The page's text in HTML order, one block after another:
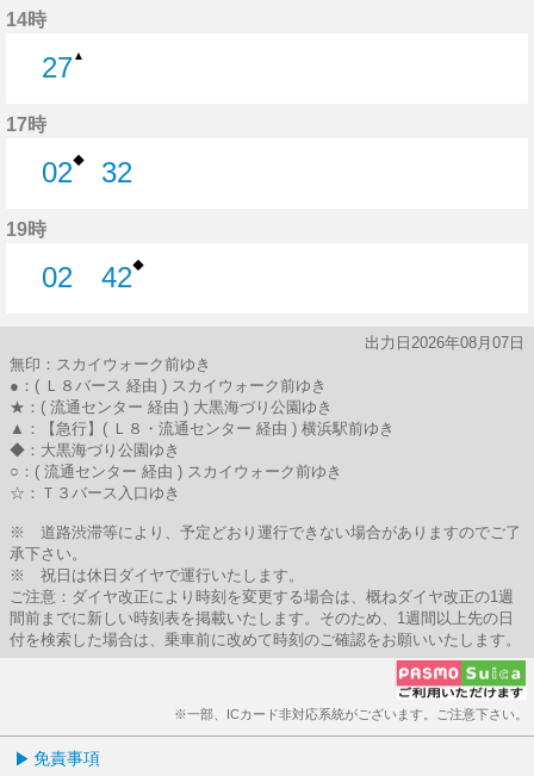
14時
27▲
17時
02◆
32
19時
02
42◆
出力日2026年08月07日
無印：スカイウォーク前ゆき
●：( Ｌ８バース 経由 ) スカイウォーク前ゆき
★：( 流通センター 経由 ) 大黒海づり公園ゆき
▲：【急行】( Ｌ８・流通センター 経由 ) 横浜駅前ゆき
◆：大黒海づり公園ゆき
○：( 流通センター 経由 ) スカイウォーク前ゆき
☆：Ｔ３バース入口ゆき
※ 道路渋滞等により、予定どおり運行できない場合がありますのでご了
承下さい。
※ 祝日は休日ダイヤで運行いたします。
ご注意：ダイヤ改正により時刻を変更する場合は、概ねダイヤ改正の1週
間前までに新しい時刻表を掲載いたします。そのため、1週間以上先の日
付を検索した場合は、乗車前に改めて時刻のご確認をお願いいたします。
※一部、ICカード非対応系統がございます。ご注意下さい。
免責事項